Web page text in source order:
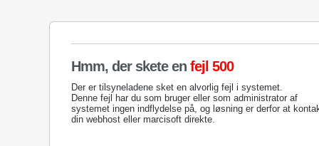
Hmm, der skete en fejl 500
Der er tilsyneladene sket en alvorlig fejl i systemet.
Denne fejl har du som bruger eller som administrator af
systemet ingen indflydelse på, og løsning er derfor at
din webhost eller marcisoft direkte.